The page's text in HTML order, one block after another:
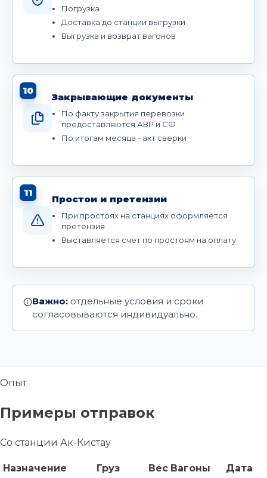
Погрузка
Доставка до станции выгрузки
Выгрузка и возврат вагонов
10
Закрывающие документы
По факту закрытия перевозки
предоставляются АВР и СФ
По итогам месяца - акт сверки
11
Простои и претензии
При простоях на станциях оформляется
претензия
Выставляется счет по простоям на оплату
Важно: отдельные условия и сроки
согласовываются индивидуально.
Опыт
Примеры отправок
Со станции Ак-Кистау
Назначение Груз Вес Вагоны Дата